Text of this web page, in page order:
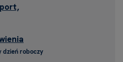
dzień roboczy